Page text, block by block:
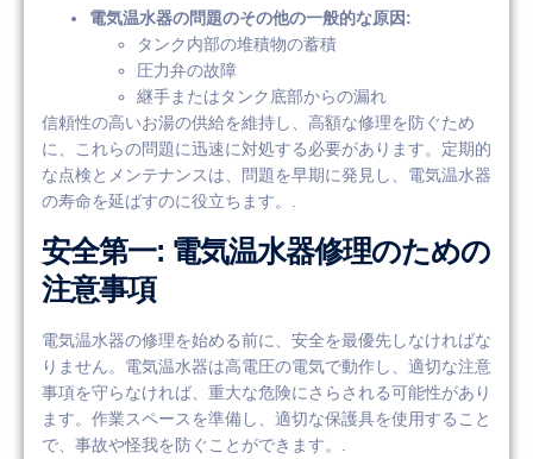
電気温水器の問題のその他の一般的な原因:
タンク内部の堆積物の蓄積
圧力弁の故障
継手またはタンク底部からの漏れ
信頼性の高いお湯の供給を維持し、高額な修理を防ぐため
に、これらの問題に迅速に対処する必要があります。定期的
な点検とメンテナンスは、問題を早期に発見し、電気温水器
の寿命を延ばすのに役立ちます。.
安全第一: 電気温水器修理のための
注意事項
電気温水器の修理を始める前に、安全を最優先しなければな
りません。電気温水器は高電圧の電気で動作し、適切な注意
事項を守らなければ、重大な危険にさらされる可能性があり
ます。作業スペースを準備し、適切な保護具を使用すること
で、事故や怪我を防ぐことができます。.